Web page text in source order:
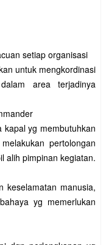
setiap organisasi
untuk mengkordinasi
area terjadinya
kapal yg membutuhkan
pertolongan
alih pimpinan kegiatan.
keselamatan manusia,
yg memerlukan